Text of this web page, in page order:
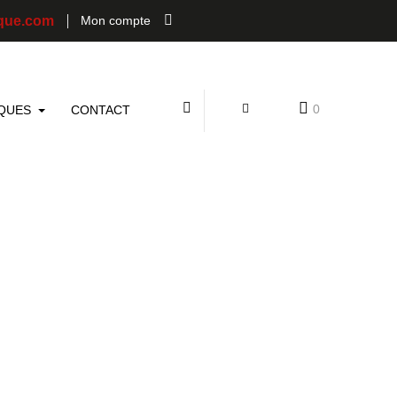
Mon compte
CONTACT 0